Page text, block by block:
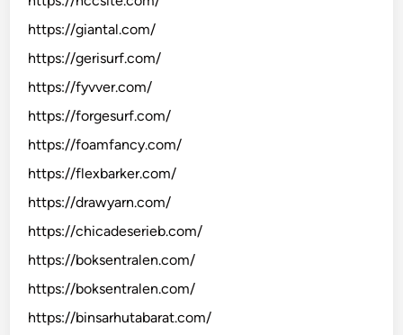
https://giantal.com/
https://gerisurf.com/
https://fyvver.com/
https://forgesurf.com/
https://foamfancy.com/
https://flexbarker.com/
https://drawyarn.com/
https://chicadeserieb.com/
https://boksentralen.com/
https://boksentralen.com/
https://binsarhutabarat.com/